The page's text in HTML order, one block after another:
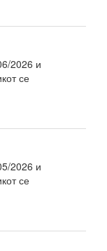
2026 и
се
2026 и
се